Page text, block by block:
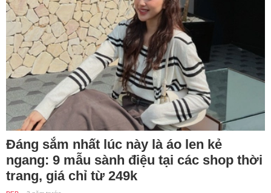
Đáng sắm nhất lúc này là áo len kẻ
ngang: 9 mẫu sành điệu tại các shop thời
trang, giá chỉ từ 249k